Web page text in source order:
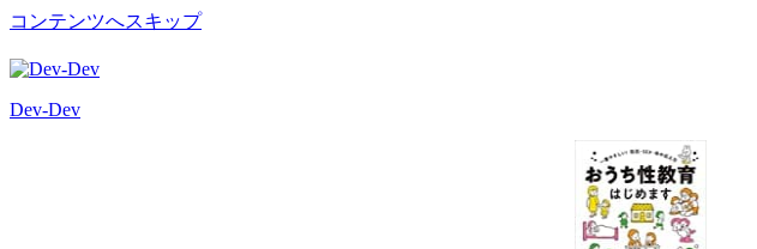
コンテンツへスキップ
Dev-Dev